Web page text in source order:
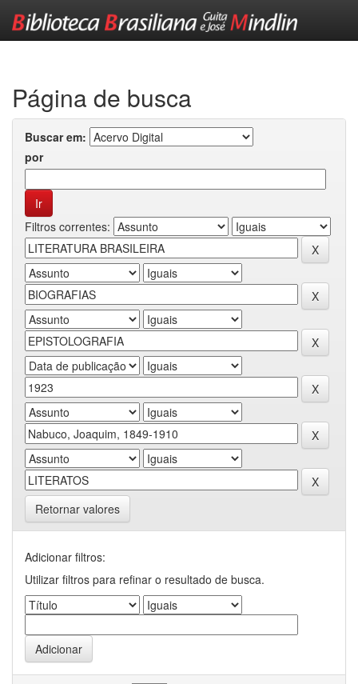
Página de busca
Buscar em:
por
Filtros correntes:
Retornar valores
Adicionar filtros:
Utilizar filtros para refinar o resultado de busca.